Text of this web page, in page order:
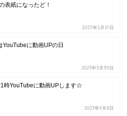
表紙になったど！
2025年2月21日
YouTubeに動画UPの日
2023年3月30日
時YouTubeに動画UPします☆
2023年9月8日